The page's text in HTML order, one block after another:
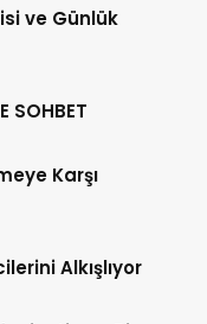
ve Günlük
SOHBET
Karşı
Alkışlıyor